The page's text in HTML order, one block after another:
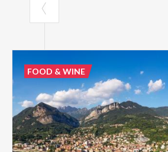
FOOD & WINE